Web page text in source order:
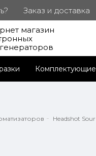
Заказ и доставка
Личный кабинет
магазин
Комплектующие
Headshot Sour